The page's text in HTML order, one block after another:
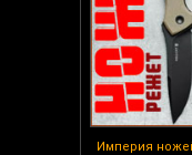
Империя